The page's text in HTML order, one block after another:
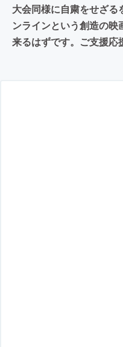
大会同様に自粛をせざ
ンラインという創造の
来るはずです。ご支援応